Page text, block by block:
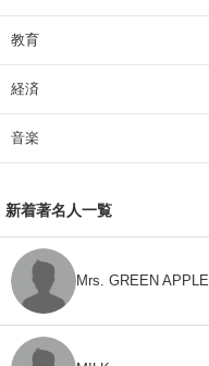
教育
経済
音楽
新着著名人一覧
Mrs. GREEN APPLE